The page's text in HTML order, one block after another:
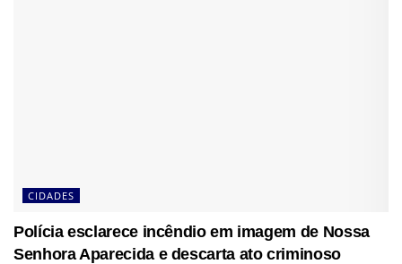
CIDADES
Polícia esclarece incêndio em imagem de Nossa
Senhora Aparecida e descarta ato criminoso